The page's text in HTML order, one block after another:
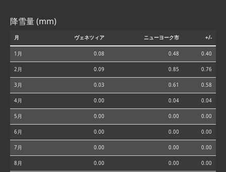
降雪量 (mm)
月 ヴェネツィア ニューヨーク市 +/-
1月 0.08 0.48 0.40
2月 0.09 0.85 0.76
3月 0.03 0.61 0.58
4月 0.00 0.04 0.04
5月 0.00 0.00 0.00
6月 0.00 0.00 0.00
7月 0.00 0.00 0.00
8月 0.00 0.00 0.00